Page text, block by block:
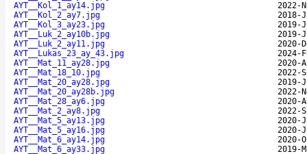
AYT__Kol_1_ay14.jpg
2022-
AYT__Kol_2_ay7.jpg
2018-
AYT__Kol_3_ay23.jpg
2019-
AYT__Luk_2_ay10b.jpg
2019-
AYT__Luk_2_ay11.jpg
2020-
AYT__Lukas_23_ay_43.jpg
2024-
AYT__Mat_11_ay28.jpg
2020-
AYT__Mat_18_10.jpg
2022-
AYT__Mat_20_ay28.jpg
2019-
AYT__Mat_20_ay28b.jpg
2022-
AYT__Mat_28_ay6.jpg
2020-
AYT__Mat_2_ay8.jpg
2022-
AYT__Mat_5_ay13.jpg
2020-
AYT__Mat_5_ay16.jpg
2020-
AYT__Mat_6_ay14.jpg
2020-
AYT__Mat_6_ay33.jpg
2019-